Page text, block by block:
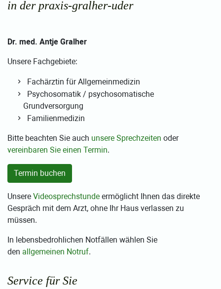
in der praxis-gralher-uder
Dr. med. Antje Gralher
Unsere Fachgebiete:
Fachärztin für Allgemeinmedizin
Psychosomatik / psychosomatische
Grundversorgung
Familienmedizin
Bitte beachten Sie auch unsere Sprechzeiten oder
vereinbaren Sie einen Termin.
Termin buchen
Unsere Videosprechstunde ermöglicht Ihnen das direkte
Gespräch mit dem Arzt, ohne Ihr Haus verlassen zu
müssen.
In lebensbedrohlichen Notfällen wählen Sie
den allgemeinen Notruf.
Service für Sie